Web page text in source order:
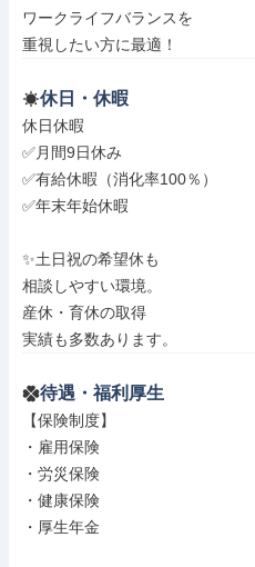
ワークライフバランスを
重視したい方に最適！
休日・休暇
休日休暇
✅月間9日休み
✅有給休暇（消化率100％）
✅年末年始休暇
✨土日祝の希望休も
相談しやすい環境。
産休・育休の取得
実績も多数あります。
待遇・福利厚生
【保険制度】
・雇用保険
・労災保険
・健康保険
・厚生年金